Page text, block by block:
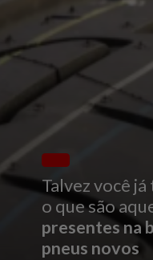
Talvez você
o que são
presentes na
pneus novos